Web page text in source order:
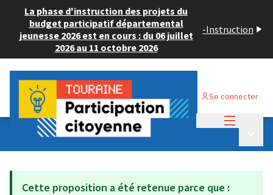
La phase d'instruction des projets du
budget participatif départemental
jeunesse 2026 est en cours : du 06 juillet
2026 au 11 octobre 2026
-Instruction
Se connecter
Budget Participatif JEUNESSE 2024
💡 Consulter les projets déposés
Cette proposition a été retenue parce que :